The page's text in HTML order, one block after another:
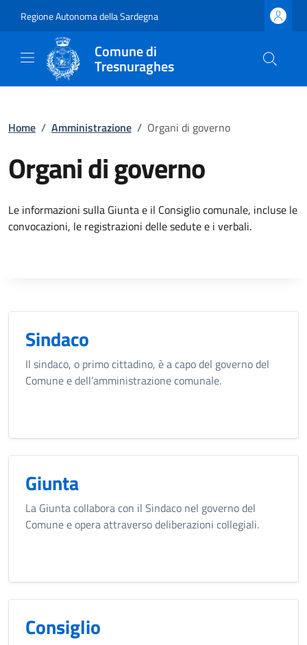
Regione Autonoma della Sardegna
Comune di
Tresnuraghes
Home / Amministrazione / Organi di governo
Organi di governo
Le informazioni sulla Giunta e il Consiglio comunale, incluse le
convocazioni, le registrazioni delle sedute e i verbali.
Sindaco
Il sindaco, o primo cittadino, è a capo del governo del
Comune e dell’amministrazione comunale.
Giunta
La Giunta collabora con il Sindaco nel governo del
Comune e opera attraverso deliberazioni collegiali.
Consiglio